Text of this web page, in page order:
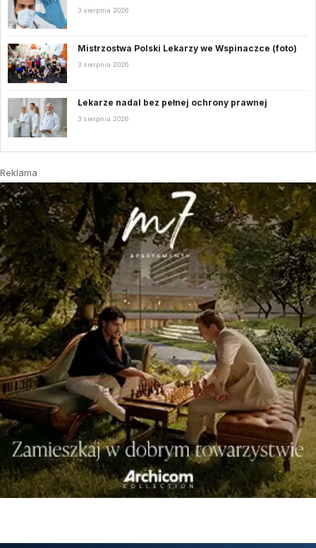
3 sierpnia 2026
Mistrzostwa Polski Lekarzy we Wspinaczce (foto)
3 sierpnia 2026
Lekarze nadal bez pełnej ochrony prawnej
3 sierpnia 2026
Reklama